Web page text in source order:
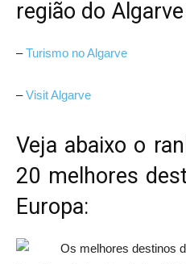
região do
–Turismo no Algarve
–Visit Algarve
Veja abaixo o
20 melhores
Europa: